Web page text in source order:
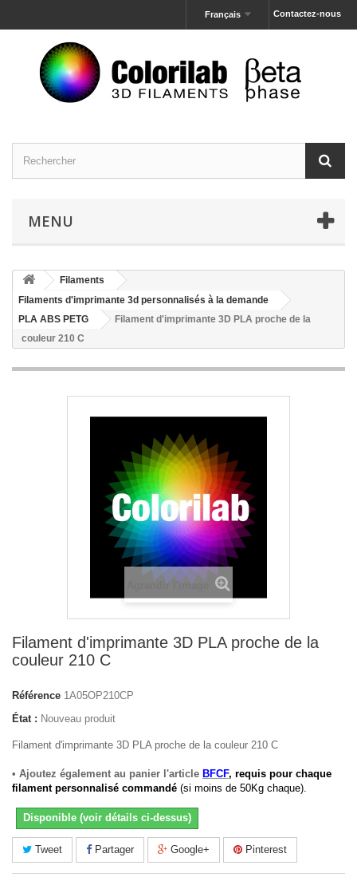
Contactez-nous
Français
MENU
Filaments
Filaments d'imprimante 3d personnalisés à la demande
PLA ABS PETG
Filament d'imprimante 3D PLA proche de la
couleur 210 C
Agrandir l'image
Filament d'imprimante 3D PLA proche de la
couleur 210 C
Référence 1A05OP210CP
État : Nouveau produit
Filament d'imprimante 3D PLA proche de la couleur 210 C
• Ajoutez également au panier l'article BFCF, requis pour chaque
filament personnalisé commandé (si moins de 50Kg chaque).
Disponible (voir détails ci-dessus)
Tweet Partager Google+ Pinterest